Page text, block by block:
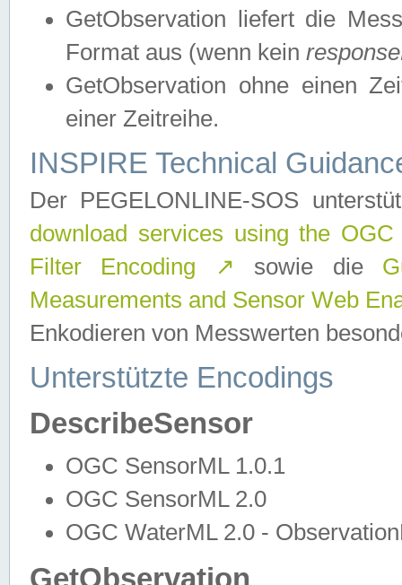
GetObservation liefert die
Format aus (wenn kein
GetObservation ohne einen
einer Zeitreihe.
INSPIRE Technical
Der PEGELONLINE-SOS
download services using the
Filter Encoding
↗ sowie die
Measurements and Sensor Web
Enkodieren von Messwerten
Unterstützte Encodings
DescribeSensor
OGC SensorML 1.0.1
OGC SensorML 2.0
OGC WaterML 2.0 -
GetObservation